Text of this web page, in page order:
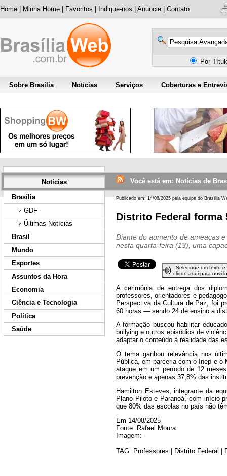
Home Minha Home Favoritos Indique-nos Anuncie Contato
Por
Sobre Brasília Notícias Serviços Coberturas e
Notícias Você está em: Notícias de
Brasília
GDF
Últimas Notícias
Brasil
Mundo
Esportes
Assuntos da Hora
Economia
Ciência e Tecnologia
Política
Saúde
Publicado em: 14/08/2025 pela equipe do Brasília
Distrito Federal forma
Diante do aumento de ameaças
nesta quarta-feira (13), uma
Selecione um texto e
clique aqui para ouvi-lo
A cerimônia de entrega dos
professores, orientadores e
Perspectiva da Cultura de Paz, foi
60 horas — sendo 24 de ensino a
A formação buscou habilitar
bullying e outros episódios de
adaptar o conteúdo à realidade das
O tema ganhou relevância nos
Pública, em parceria com o Inep e
ataque em um período de 12
prevenção e apenas 37,8% das
Hamilton Esteves, integrante da
Plano Piloto e Paranoá, com início
que 80% das escolas no país não
Em 14/08/2025
Fonte: Rafael Moura
Imagem: -
TAG: Professores | Distrito Federal |